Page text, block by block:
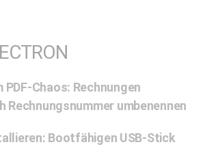
Chaos: Rechnungen
Rechnungsnummer umbenennen
Bootfähigen USB-Stick